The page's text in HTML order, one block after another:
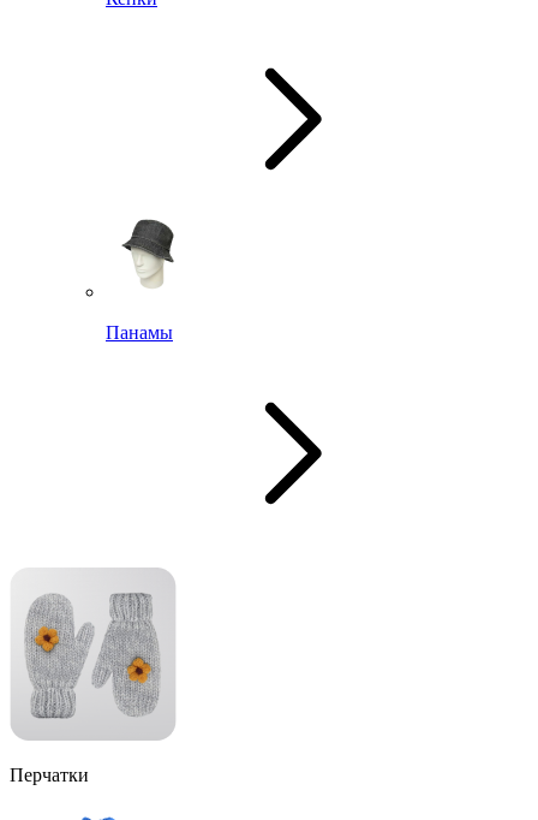
Панамы
Перчатки